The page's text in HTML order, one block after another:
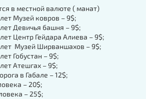
в местной валюте ( манат)
Музей ковров – 9$;
Девичья башня – 9$;
Центр Гейдара Алиева – 9$;
Музей Ширваншахов – 9$;
Гобустан – 9$;
Атешгах – 9$;
в Габале – 12$;
– 20$;
– 25$;